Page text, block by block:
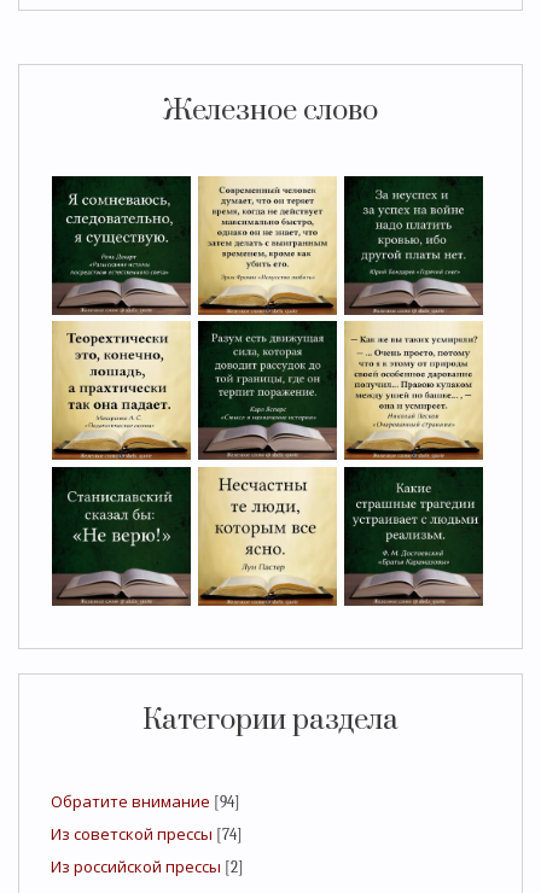
Железное слово
Категории раздела
Обратите внимание [94]
Из советской прессы [74]
Из российской прессы [2]